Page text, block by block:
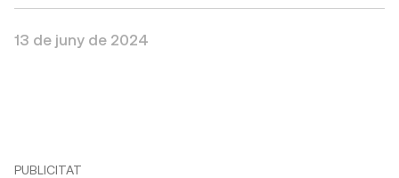
13 de juny de 2024
PUBLICITAT